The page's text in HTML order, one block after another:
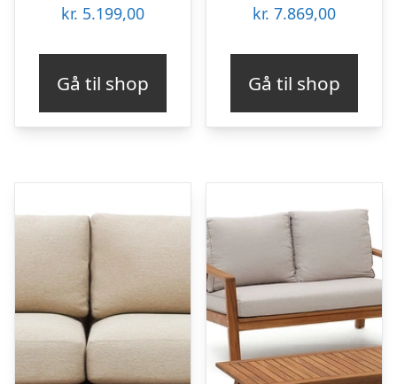
kr. 5.199,00
Gå til shop
kr. 7.869,00
Gå til shop